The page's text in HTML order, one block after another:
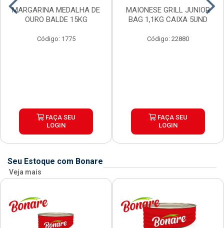
MARGARINA MEDALHA DE
OURO BALDE 15KG
Código: 1775
FAÇA SEU
LOGIN
MAIONESE GRILL JUNIOR
BAG 1,1KG CAIXA 5UND
Código: 22880
FAÇA SEU
LOGIN
Seu Estoque com Bonare
Veja mais